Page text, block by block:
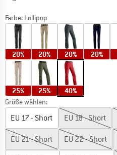
Farbe: Lollipop
20% 20% 20% 20%
25% 25% 40%
Größe wählen:
EU 17 - Short EU 18 - Short
EU 21 - Short EU 22 - Short